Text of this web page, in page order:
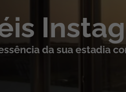
da sua estadia